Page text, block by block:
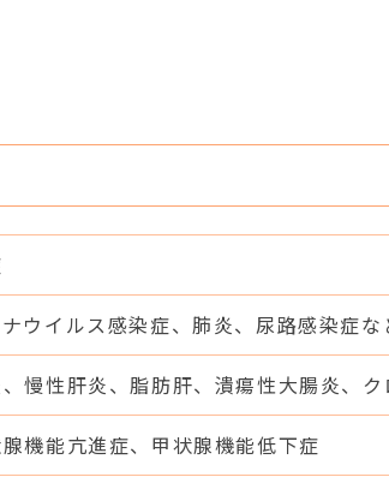
ウイルス感染症、肺炎、尿路感染症な
慢性肝炎、脂肪肝、潰瘍性大腸炎、
機能亢進症、甲状腺機能低下症